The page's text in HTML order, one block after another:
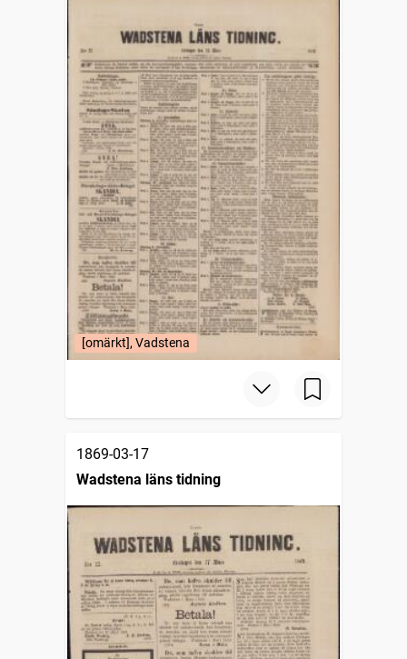
[omärkt], Vadstena
1869-03-17
Wadstena läns tidning